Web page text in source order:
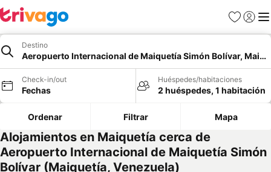
Favoritos
Iniciar
Destino
Aeropuerto Internacional de Maiquetía Simón Bolívar,
Check-in/out
Fechas
Huéspedes/habitaciones
2 huéspedes, 1 habitación
Ordenar Filtrar Mapa
Alojamientos en Maiquetía cerca de
Aeropuerto Internacional de Maiquetía Simón
Bolívar (Maiquetía, Venezuela)